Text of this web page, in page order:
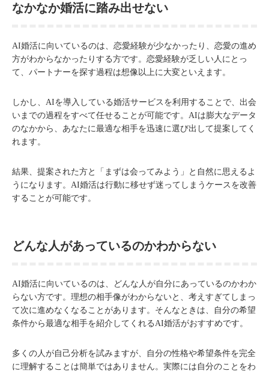
なかなか婚活に踏み出せない
AI婚活に向いているのは、恋愛経験が少なかったり、恋愛の進め
方がわからなかったりする方です。恋愛経験が乏しい人にとっ
て、パートナーを探す過程は想像以上に大変といえます。
しかし、AIを導入している婚活サービスを利用することで、出会
いまでの過程をすべて任せることが可能です。AIは膨大なデータ
のなかから、あなたに最適な相手を迅速に選び出して提案してく
れます。
結果、提案された方と「まずは会ってみよう」と自然に思えるよ
うになります。AI婚活は行動に移せず迷ってしまうケースを改善
することが可能です。
どんな人があっているのかわからない
AI婚活に向いているのは、どんな人が自分にあっているのかわか
らない方です。理想の相手像がわからないと、考えすぎてしまっ
て次に進めなくなることがあります。そんなときは、自分の希望
条件から最適な相手を紹介してくれるAI婚活がおすすめです。
多くの人が自己分析を試みますが、自分の性格や希望条件を完全
に理解することは簡単ではありません。実際には自分のことをわ